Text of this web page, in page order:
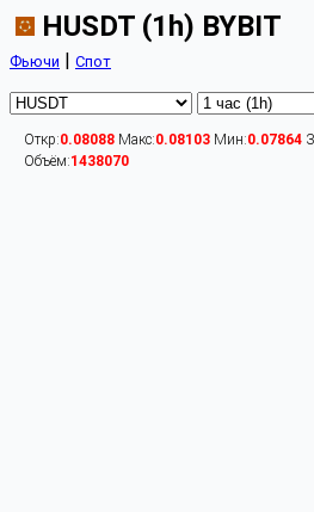
HUSDT (1h) BYBIT
Фьючи | Спот
Откр:0.08088 Макс:0.08103 Мин:0.07864
Объём:1438070